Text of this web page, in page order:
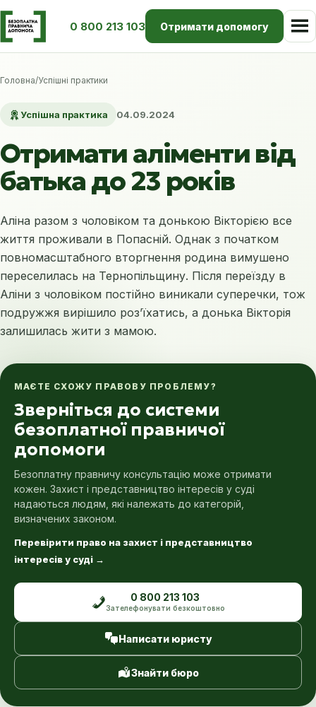
0 800 213 103 Отримати допомогу
Головна/Успішні практики
Успішна практика 04.09.2024
Отримати аліменти від
батька до 23 років
Аліна разом з чоловіком та донькою Вікторією все
життя проживали в Попасній. Однак з початком
повномасштабного вторгнення родина вимушено
переселилась на Тернопільщину. Після переїзду в
Аліни з чоловіком постійно виникали суперечки, тож
подружжя вирішило роз’їхатись, а донька Вікторія
залишилась жити з мамою.
МАЄТЕ СХОЖУ ПРАВОВУ ПРОБЛЕМУ?
Зверніться до системи
безоплатної правничої
допомоги
Безоплатну правничу консультацію може отримати
кожен. Захист і представництво інтересів у суді
надаються людям, які належать до категорій,
визначених законом.
Перевірити право на захист і представництво
інтересів у суді →
0 800 213 103
Зателефонувати безкоштовно
Написати юристу
Знайти бюро